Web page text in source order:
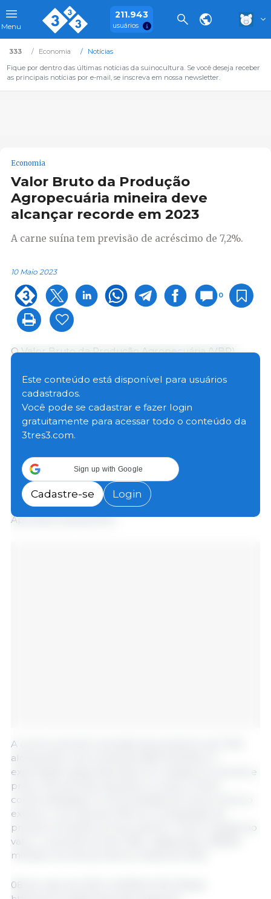
Menu
211.943
usuários
333 Economia
Notícias
Fique por dentro das últimas notícias da suinocultura. Se você deseja receber
as principais notícias por e-mail, se inscreva em nossa newsletter.
Economia
Valor Bruto da Produção
Agropecuária mineira deve
alcançar recorde em 2023
A carne suína tem previsão de acréscimo de 7,2%.
10 Maio 2023
0
O Valor Bruto da Produção Agropecuária (VBP)
projeção aponta para o crescimento de 0,2% em
relação ao ano anterior e foi calculada a partir do
acumulado nos meses de janeiro a março.
O indicador é uma estimativa da geração de renda
Agricultura e Pecuária, com dados do Instituto
Brasileiro de Geografia e Estatística (IBGE), da
Companhia Nacional de Abastecimento (Conab) e
do Centro de Estudos Avançados em Economia
Aplicada (Cepea/USP).
A carne suína tem previsão de acréscimo de 7,2%,
alcançando uma receita de R$ 3,9 bilhões. A
exportação segue favorável em relação ao volume e
preço. No período de janeiro a março, foram
comercializadas 4,1 mil toneladas de carne suína no
exterior, com alta de 5,3% em comparação ao
primeiro trimestre do ano anterior. Já em relação ao
valor, o aumento foi de 11,6%, registrando US$ 8,6
milhões nos três primeiros meses de 2023.
08 de maio de 2023 / AGENCIA MG /Brasil.
Este conteúdo está disponível para usuários
cadastrados.
Você pode se cadastrar e fazer login
gratuitamente para acessar todo o conteúdo da
3tres3.com.
Sign up with Google
Cadastre-se Login